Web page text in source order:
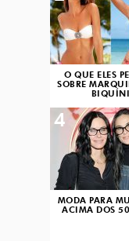
O QUE ELES
SOBRE
BIQUÍNI
MODA PARA
ACIMA DOS
4